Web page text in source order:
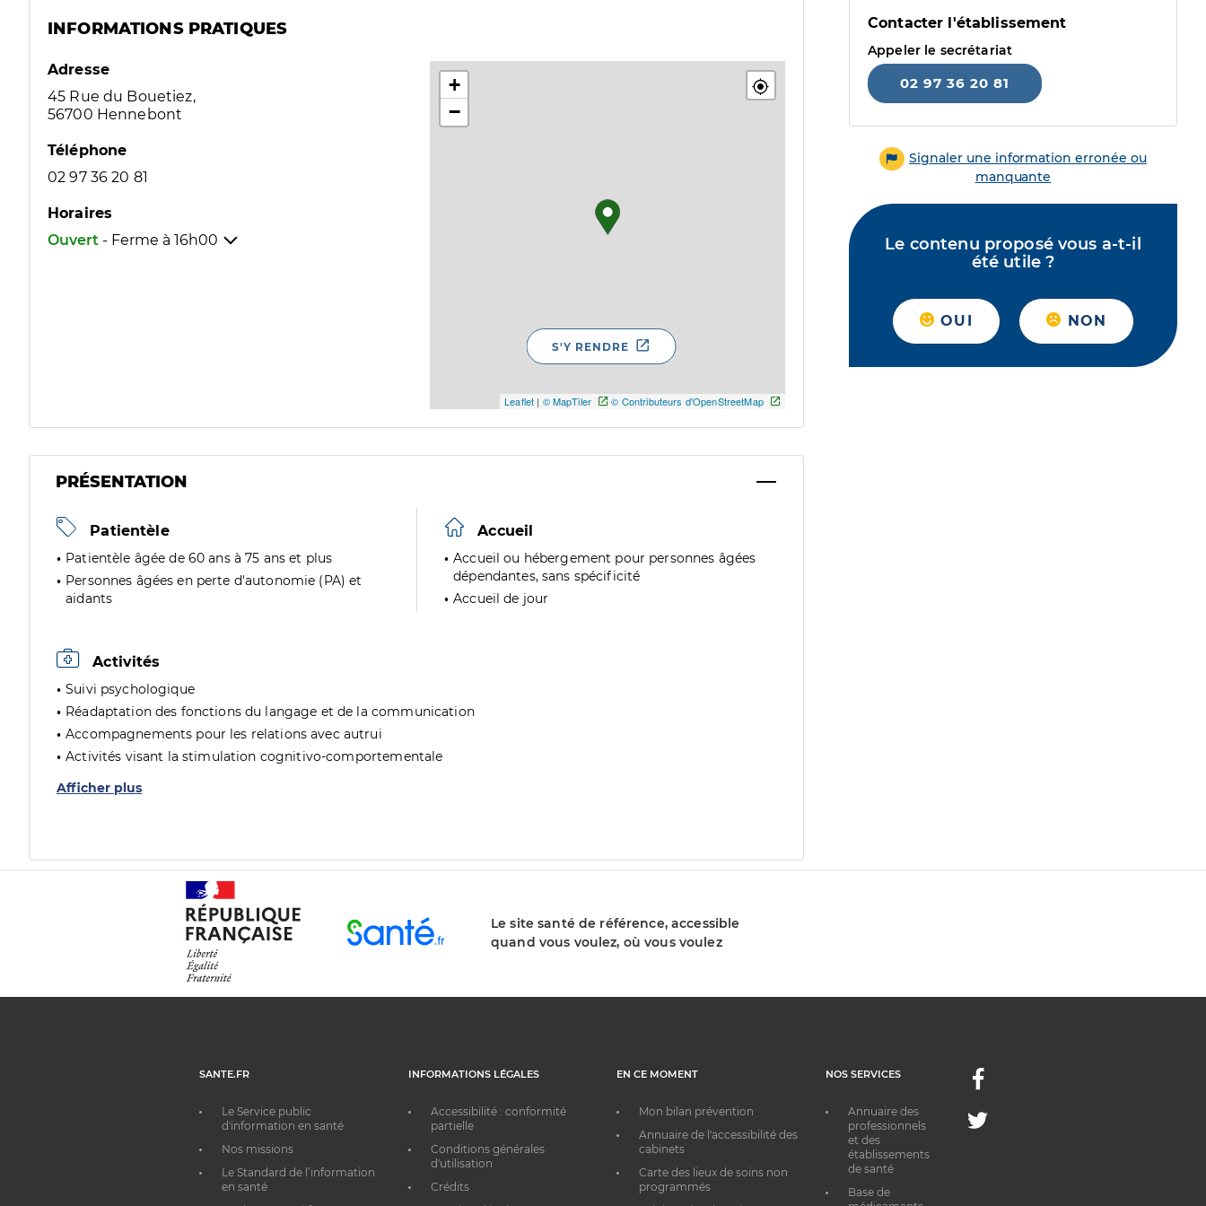
INFORMATIONS PRATIQUES
Adresse
45 Rue du Bouetiez,
56700 Hennebont
Téléphone
02 97 36 20 81
Horaires
Ouvert - Ferme à 16h00
+
−
Leaflet | © MapTiler © Contributeurs d'OpenStreetMap
S'Y RENDRE
PRÉSENTATION
Patientèle
Patientèle âgée de 60 ans à 75 ans et plus
Personnes âgées en perte d'autonomie (PA) et
aidants
Accueil
Accueil ou hébergement pour personnes âgées
dépendantes, sans spécificité
Accueil de jour
Activités
Suivi psychologique
Réadaptation des fonctions du langage et de la communication
Accompagnements pour les relations avec autrui
Activités visant la stimulation cognitivo-comportementale
Afficher plus
Contacter l'établissement
Appeler le secrétariat
02 97 36 20 81
Signaler une information erronée ou
manquante
Le contenu proposé vous a-t-il
été utile ?
OUI NON
Le site santé de référence, accessible
quand vous voulez, où vous voulez
SANTE.FR
Le Service public
d'information en santé
Nos missions
Le Standard de l’information
en santé
INFORMATIONS LÉGALES
Accessibilité : conformité
partielle
Conditions générales
d'utilisation
Crédits
EN CE MOMENT
Mon bilan prévention
Annuaire de l'accessibilité des
cabinets
Carte des lieux de soins non
programmés
NOS SERVICES
Annuaire des
professionnels
et des
établissements
de santé
Base de
Facebook
Twitter